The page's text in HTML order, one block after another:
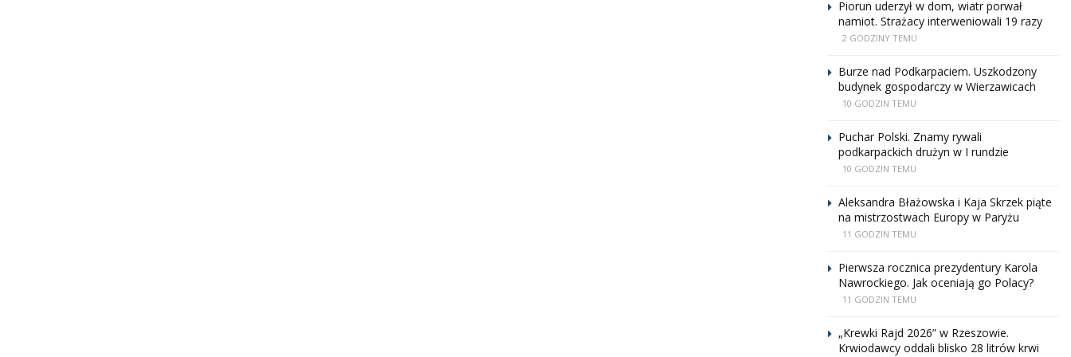
Piorun uderzył w dom, wiatr porwał
namiot. Strażacy interweniowali 19 razy
2 GODZINY TEMU
Burze nad Podkarpaciem. Uszkodzony
budynek gospodarczy w Wierzawicach
10 GODZIN TEMU
Puchar Polski. Znamy rywali
podkarpackich drużyn w I rundzie
10 GODZIN TEMU
Aleksandra Błażowska i Kaja Skrzek piąte
na mistrzostwach Europy w Paryżu
11 GODZIN TEMU
Pierwsza rocznica prezydentury Karola
Nawrockiego. Jak oceniają go Polacy?
11 GODZIN TEMU
„Krewki Rajd 2026” w Rzeszowie.
Krwiodawcy oddali blisko 28 litrów krwi